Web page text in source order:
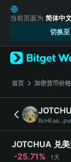
English
日本語
Русский
Español
Türkçe
Italiano
Deutsch
简体中文
繁體中文
Português
Bahasa Indonesia
当前页面为 简体中
切换
首页 加密货币价格
JOTCHUA 兑美
-25.71%
1天